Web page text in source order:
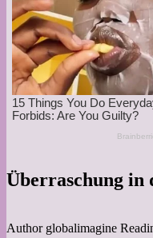
Überraschung in
Author globalimagine